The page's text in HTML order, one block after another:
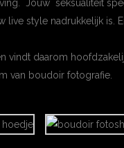
Jouw seksualiteit
style nadrukkelijk is.
daarom
van boudoir fotografie.